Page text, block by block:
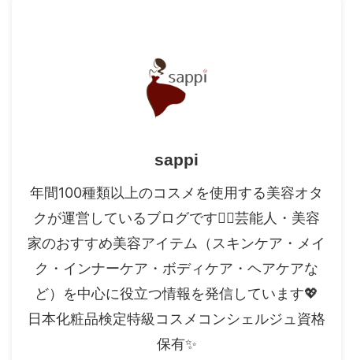
sappi
年間100種類以上のコスメを使用する美容オタ
クが運営しているブログです✍🏻芸能人・美容
家のおすすめ美容アイテム（スキンケア・メイ
ク・インナーケア・ボディケア・ヘアケアな
ど）を中心に役立つ情報を発信しています💖
日本化粧品検定特級コスメコンシェルジュ資格
保有✨️